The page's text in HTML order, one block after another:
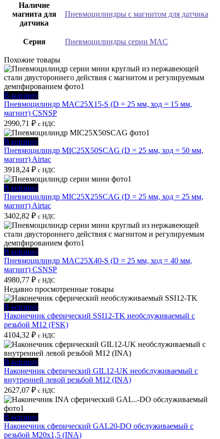
Наличие
магнита для
датчика
Пневмоцилиндры с магнитом для датчика
Серия Пневмоцилиндры серии MAC
Похожие товары
В корзину
Пневмоцилиндр MAC25X15-S (D = 25 мм, ход = 15 мм,
магнит) CSNSP
2990,71 ₽ с НДС
В корзину
Пневмоцилиндр MIC25X50SCAG (D = 25 мм, ход = 50 мм,
магнит) Airtac
3918,24 ₽ с НДС
В корзину
Пневмоцилиндр MIC25X25SCAG (D = 25 мм, ход = 25 мм,
магнит) Airtac
3402,82 ₽ с НДС
В корзину
Пневмоцилиндр MAC25X40-S (D = 25 мм, ход = 40 мм,
магнит) CSNSP
4980,77 ₽ с НДС
Недавно просмотренные товары
В корзину
Наконечник сферический SSI12-TK необслуживаемый с
резьбой M12 (FSK)
4104,32 ₽ с НДС
В корзину
Наконечник сферический GIL12-UK необслуживаемый с
внутренней левой резьбой M12 (INA)
2627,07 ₽ с НДС
В корзину
Наконечник сферический GAL20-DO обслуживаемый с
резьбой M20x1,5 (INA)